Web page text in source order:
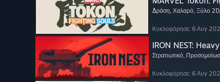
Δράση, Χαλαρό, Ξύλο 2D
Κυκλοφόρησε: 6 Αυγ
IRON NEST:
Στρατιωτικό,
Κυκλοφόρησε: 6 Αυγ